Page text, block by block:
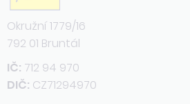
Okružní 1779/16
792 01 Bruntál
IČ: 712 94 970
DIČ: CZ71294970